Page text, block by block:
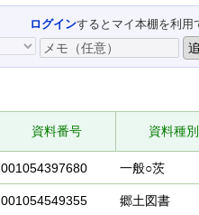
ログインするとマイ本棚を利用
資料番号 資料種別
001054397680 一般○茨
001054549355 郷土図書